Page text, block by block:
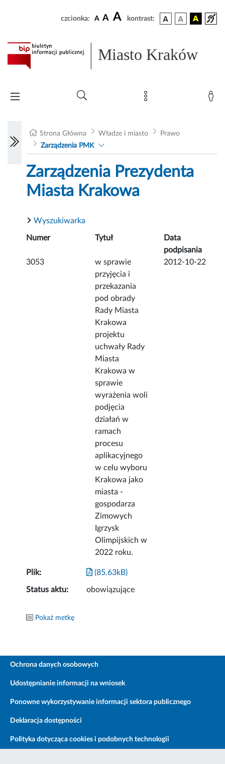
czcionka: A A A kontrast:
Miasto Kraków
Strona Główna Władze i miasto
Prawo
Zarządzenia PMK
Zarządzenia Prezydenta
Miasta Krakowa
Wyszukiwarka
Numer Tytuł
Data
podpisania
3053
w sprawie
przyjęcia i
przekazania
pod obrady
Rady Miasta
Krakowa
projektu
uchwały Rady
Miasta
Krakowa w
sprawie
wyrażenia woli
podjęcia
działań w
ramach
procesu
aplikacyjnego
w celu wyboru
Krakowa jako
miasta -
gospodarza
Zimowych
Igrzysk
Olimpijskich w
2022 roku.
2012-10-22
Plik: (85.63kB)
Status aktu: obowiązujące
Pokaż metkę
Ochrona danych osobowych
Udostępnianie informacji na wniosek
Ponowne wykorzystywanie informacji sektora publicznego
Deklaracja dostępności
Polityka dotycząca cookies i podobnych technologii